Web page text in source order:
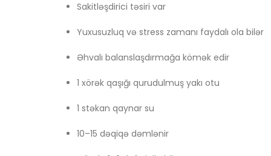
Sakitləşdirici təsiri var
Yuxusuzluq və stress zamanı faydalı ola bilər
Əhvalı balanslaşdırmağa kömək edir
1 xörək qaşığı qurudulmuş yakı otu
1 stəkan qaynar su
10–15 dəqiqə dəmlənir